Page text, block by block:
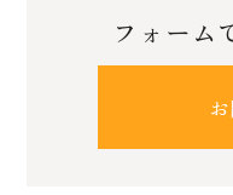
フォーム